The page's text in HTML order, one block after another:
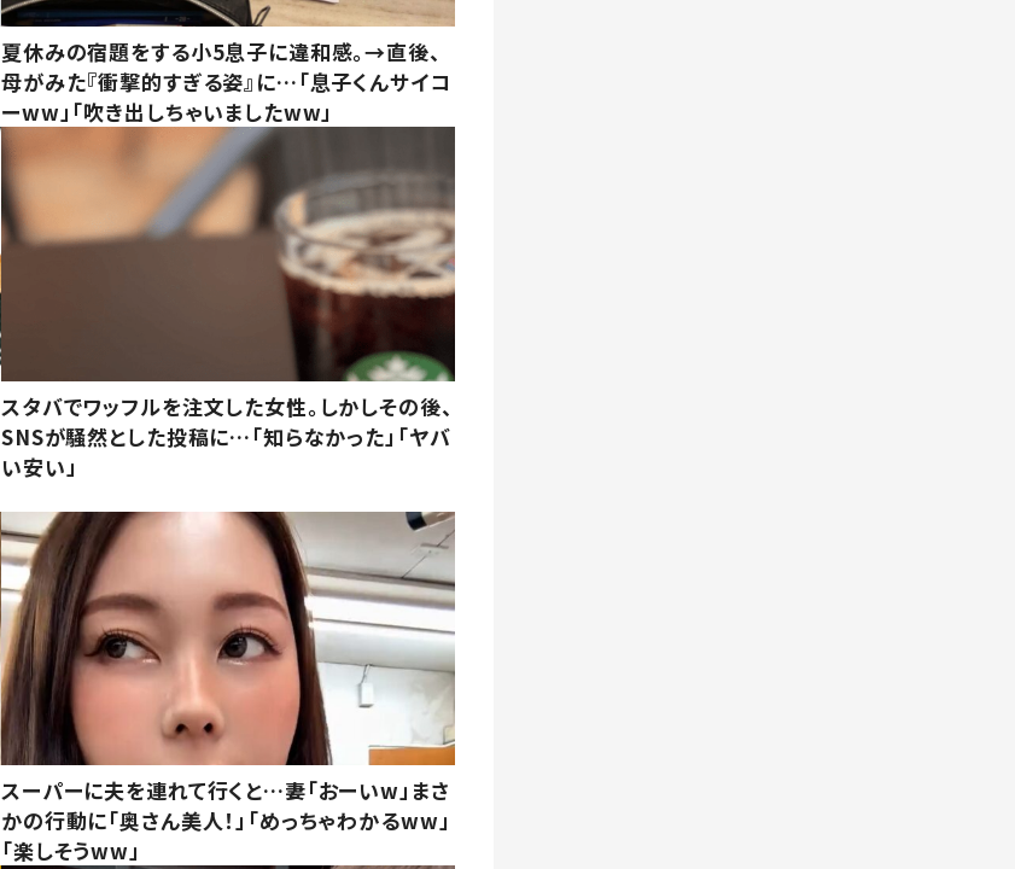
夏休みの宿題をする小5息子に違和感。→直後、
母がみた『衝撃的すぎる姿』に…「息子くんサイコ
ーww」「吹き出しちゃいましたww」
スタバでワッフルを注文した女性。しかしその後、
SNSが騒然とした投稿に…「知らなかった」「ヤバ
い安い」
スーパーに夫を連れて行くと…妻「おーいw」まさ
かの行動に「奥さん美人！」「めっちゃわかるww」
「楽しそうww」